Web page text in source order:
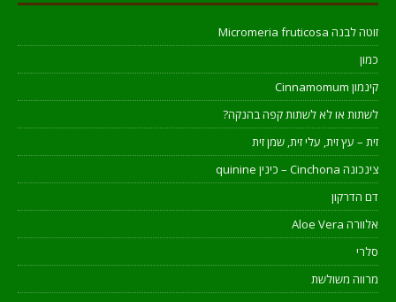
זוטה לבנה Micromeria fruticosa
כמון
קינמון Cinnamomum
לשתות או לא לשתות קפה בהנקה?
זית – עץ זית, עלי זית, שמן זית
צינכונה Cinchona – כינין quinine
דם הדרקון
אלוורה Aloe Vera
סלרי
מרווה משולשת